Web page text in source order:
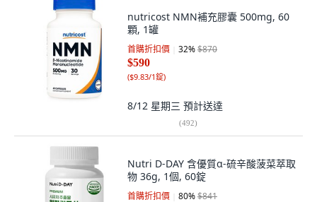
nutricost NMN補充膠囊 500mg, 60
顆, 1罐
首購折扣價 32%$870
$590
($9.83/1錠)
8/12 星期三 預計送達
(492)
Nutri D-DAY 含優質α-硫辛酸菠菜萃取
物 36g, 1個, 60錠
首購折扣價 80%$841